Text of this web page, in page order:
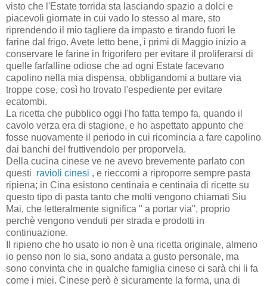
visto che l'Estate torrida sta lasciando spazio a dolci e
piacevoli giornate in cui vado lo stesso al mare, sto
riprendendo il mio tagliere da impasto e tirando fuori le
farine dal frigo. Avete letto bene, i primi di Maggio inizio a
conservare le farine in frigorifero per evitare il proliferarsi di
quelle farfalline odiose che ad ogni Estate facevano
capolino nella mia dispensa, obbligandomi a buttare via
troppe cose, così ho trovato l'espediente per evitare
ecatombi.
La ricetta che pubblico oggi l'ho fatta tempo fa, quando il
cavolo verza era di stagione, e ho aspettato appunto che
fosse nuovamente il periodo in cui ricomincia a fare capolino
dai banchi del fruttivendolo per proporvela.
Della cucina cinese ve ne avevo brevemente parlato con
questi ravioli cinesi , e rieccomi a riproporre sempre pasta
ripiena; in Cina esistono centinaia e centinaia di ricette su
questo tipo di pasta tanto che molti vengono chiamati Siu
Mai, che letteralmente significa " a portar via", proprio
perchè vengono venduti per strada e prodotti in
continuazione.
Il ripieno che ho usato io non è una ricetta originale, almeno
io penso non lo sia, sono andata a gusto personale, ma
sono convinta che in qualche famiglia cinese ci sarà chi li fa
come i miei. Cinese però è sicuramente la forma, una di